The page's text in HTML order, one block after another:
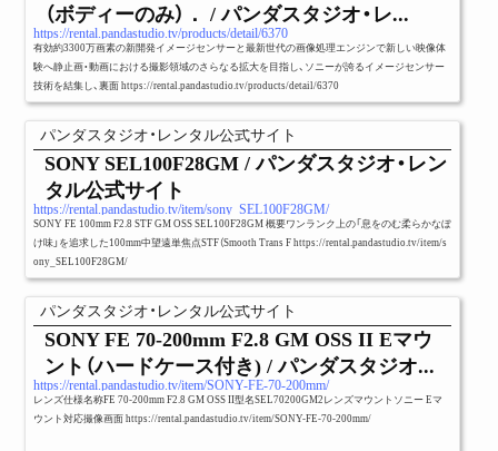
（ボディーのみ）． / パンダスタジオ・レ...
https://rental.pandastudio.tv/products/detail/6370
有効約3300万画素の新開発イメージセンサーと最新世代の画像処理エンジンで新しい映像体
験へ静止画・動画における撮影領域のさらなる拡大を目指し、ソニーが誇るイメージセンサー
技術を結集し、裏面 https://rental.pandastudio.tv/products/detail/6370
パンダスタジオ・レンタル公式サイト
SONY SEL100F28GM / パンダスタジオ・レン
タル公式サイト
https://rental.pandastudio.tv/item/sony_SEL100F28GM/
SONY FE 100mm F2.8 STF GM OSS SEL100F28GM 概要ワンランク上の「息をのむ柔らかなぼ
け味」を追求した100mm中望遠単焦点STF（Smooth Trans F https://rental.pandastudio.tv/item/s
ony_SEL100F28GM/
パンダスタジオ・レンタル公式サイト
SONY FE 70-200mm F2.8 GM OSS II Eマウ
ント（ハードケース付き) / パンダスタジオ...
https://rental.pandastudio.tv/item/SONY-FE-70-200mm/
レンズ仕様名称FE 70-200mm F2.8 GM OSS II型名SEL70200GM2レンズマウントソニー Eマ
ウント対応撮像画面 https://rental.pandastudio.tv/item/SONY-FE-70-200mm/